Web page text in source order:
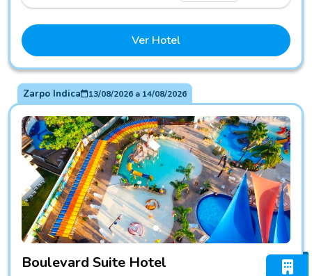
Ver Hotel
Zarpo Indica 13/08/2026a 14/08/2026
Boulevard Suite Hotel